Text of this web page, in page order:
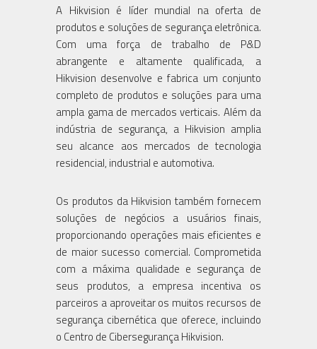
A Hikvision é líder mundial na oferta de
produtos e soluções de segurança eletrônica.
Com uma força de trabalho de P&D
abrangente e altamente qualificada, a
Hikvision desenvolve e fabrica um conjunto
completo de produtos e soluções para uma
ampla gama de mercados verticais. Além da
indústria de segurança, a Hikvision amplia
seu alcance aos mercados de tecnologia
residencial, industrial e automotiva.
Os produtos da Hikvision também fornecem
soluções de negócios a usuários finais,
proporcionando operações mais eficientes e
de maior sucesso comercial. Comprometida
com a máxima qualidade e segurança de
seus produtos, a empresa incentiva os
parceiros a aproveitar os muitos recursos de
segurança cibernética que oferece, incluindo
o Centro de Cibersegurança Hikvision.